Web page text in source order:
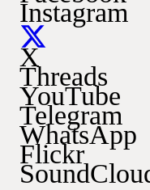
Instagram
X
Threads
YouTube
Telegram
WhatsApp
Flickr